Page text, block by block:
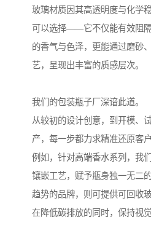
玻璃材质因其高透明度与化学
可以选择——它不仅能有效阻
的香气与色泽，更能通过磨砂
艺，呈现出丰富的质感层次。
我们的包装瓶子厂深谙此道。
从较初的设计创意，到开模、
产，每一步都力求精准还原客
例如，针对高端香水系列，我
镶嵌工艺，赋予瓶身独一无二
趋势的品牌，则可提供可回收
在降低碳排放的同时，保持视